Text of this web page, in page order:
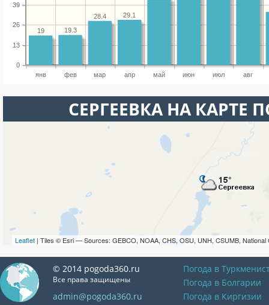
янв фев мар апр май июн июл авг
0
13
26
39
29.1
28.4
19.3
19
СЕРГЕЕВКА НА КАРТЕ
Leaflet | Tiles © Esri — Sources: GEBCO, NOAA, CHS, OSU, UNH, CSUMB, National
© 2014 pogoda360.ru
Все права защищены
admin@pogoda360.ru
Погода в
Погода в Болгарии
Погода в Киргизии